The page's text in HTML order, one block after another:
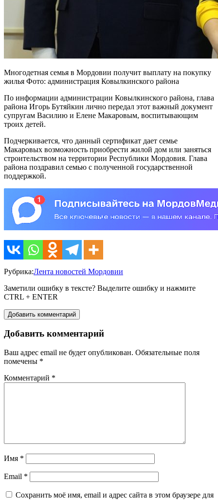
Многодетная семья в Мордовии получит выплату на покупку
жилья Фото: администрация Ковылкинского района
По информации администрации Ковылкинского района, глава
района Игорь Бутяйкин лично передал этот важный документ
супругам Василию и Елене Макаровым, воспитывающим
троих детей.
Подчеркивается, что данный сертификат дает семье
Макаровых возможность приобрести жилой дом или заняться
строительством на территории Республики Мордовия. Глава
района поздравил семью с полученной государственной
поддержкой.
Рубрика:Лента новостей Мордовии
Заметили ошибку в тексте? Выделите ошибку и нажмите
CTRL + ENTER
Добавить комментарий
Добавить комментарий
Ваш адрес email не будет опубликован. Обязательные поля
помечены *
Комментарий *
Имя *
Email *
Сохранить моё имя, email и адрес сайта в этом браузере для